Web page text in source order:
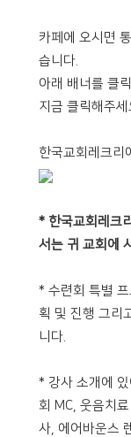
카페에 오시면
습니다.
아래 배너를 클
지금 클릭해주세
한국교회레크리
* 한국교회레크
서는 귀 교회에
* 수련회 특별 프
획 및 진행 그리
니다.
* 강사 소개에
회 MC, 웃음치
사, 에어바운스